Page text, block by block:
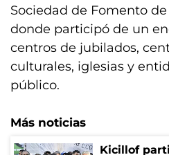
Sociedad de Fomento de
donde participó de un
centros de jubilados,
culturales, iglesias y
público.
Más noticias
Kicillof